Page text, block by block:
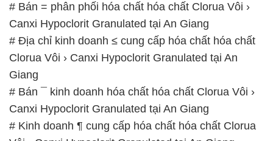
# Bán = phân phối hóa chất hóa chất Clorua Vôi ›
Canxi Hypoclorit Granulated tại An Giang
# Địa chỉ kinh doanh ≤ cung cấp hóa chất hóa chất
Clorua Vôi › Canxi Hypoclorit Granulated tại An
Giang
# Bán ¯ kinh doanh hóa chất hóa chất Clorua Vôi ›
Canxi Hypoclorit Granulated tại An Giang
# Kinh doanh ¶ cung cấp hóa chất hóa chất Clorua